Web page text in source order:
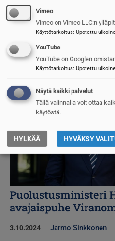
Ilmavoimat
Englannissa
Kuva
Puolustusministeri
avajaispuhe
3.10.2024 Jarmo Sinkkonen
Vimeo
Vimeo on Vimeo LLC:n
Käyttötarkoitus: Upotettu
YouTube
YouTube on Googlen
Käyttötarkoitus: Upotettu
Näytä kaikki palvelut
Tällä valinnalla voit ottaa
käytöstä.
HYLKÄÄ HYVÄKSY